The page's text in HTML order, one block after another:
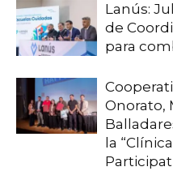
Lanús:
de
para
Onorato,
la